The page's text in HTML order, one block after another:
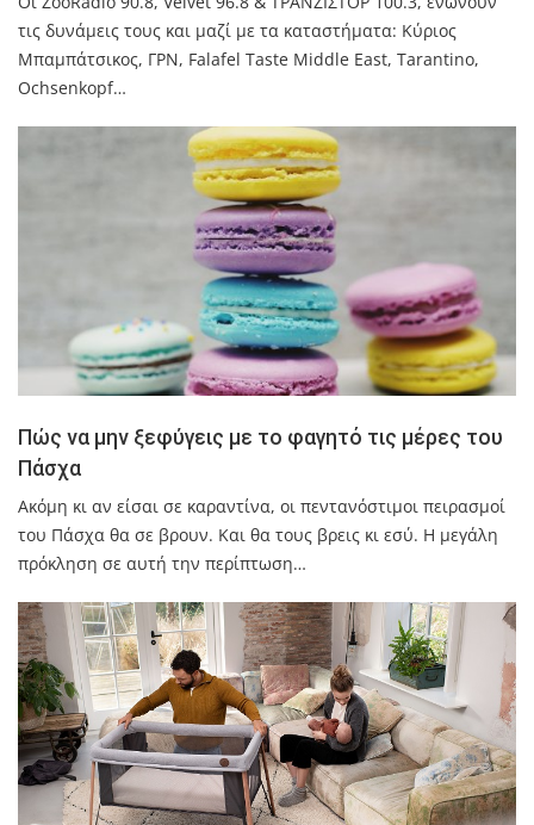
τις δυνάμεις τους και μαζί με τα καταστήματα: Κύριος
Μπαμπάτσικος, ΓΡΝ, Falafel Taste Middle East, Tarantino,
Ochsenkopf…
Πώς να μην ξεφύγεις με το φαγητό τις μέρες του
Πάσχα
Ακόμη κι αν είσαι σε καραντίνα, οι πεντανόστιμοι πειρασμοί
του Πάσχα θα σε βρουν. Και θα τους βρεις κι εσύ. Η μεγάλη
πρόκληση σε αυτή την περίπτωση…